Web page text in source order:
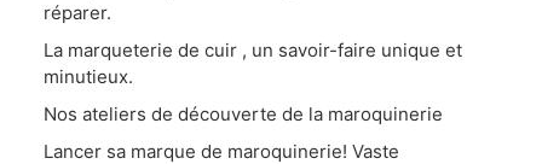
réparer.
La marqueterie de cuir , un savoir-faire unique et
minutieux.
Nos ateliers de découverte de la maroquinerie
Lancer sa marque de maroquinerie! Vaste